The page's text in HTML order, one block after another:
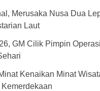
Merusaka Nusa Dua
Laut
GM Cilik Pimpin
Kenaikan Minat